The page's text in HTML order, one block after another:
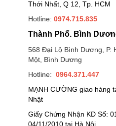
Thới Nhất, Q 12, Tp. HCM
Hotline: 0974.715.835
Thành Phố. Bình
568 Đại Lộ Bình Dương, P.
Một, Bình Dương
Hotline: 0964.371.447
MẠNH CƯỜNG giao hàng
Nhật
Giấy Chứng Nhận KD Số:
04/11/2010 tại Hà Nội